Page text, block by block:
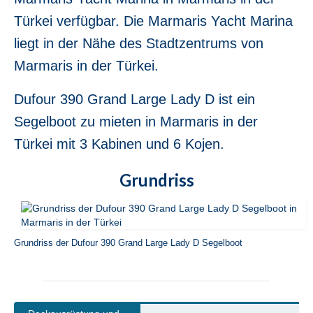
Fethiye in der Türkei
Türkei
Beneteau Oceanis 37 Glen Rosa in Fethiye
Beneteau Oceanis 38.1 Helena in Fethiye
in der Türkei
Beneteau Cyclades 39.3 Six Pack in
Beneteau Oceanis 40 Violet in Fethiye in
der Türkei
Beneteau Oceanis 41 Tina in Fethiye in der
Türkei verfügbar. Die Marmaris Yacht Marina
liegt in der Nähe des Stadtzentrums von
Marmaris in der Türkei.
Dufour 390 Grand Large Lady D ist ein
Segelboot zu mieten in Marmaris in der
Türkei mit 3 Kabinen und 6 Kojen.
Grundriss
Grundriss der Dufour 390 Grand Large Lady D Segelboot